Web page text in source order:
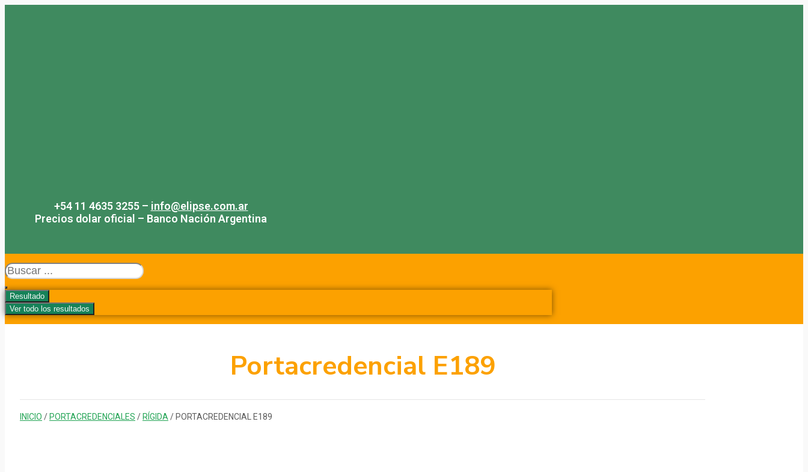
+54 11 4635 3255 – info@elipse.com.ar
Precios dolar oficial – Banco Nación Argentina
Search
...
Resultado
Ver todo los resultados
Portacredencial E189
INICIO / PORTACREDENCIALES / RÍGIDA / PORTACREDENCIAL E189